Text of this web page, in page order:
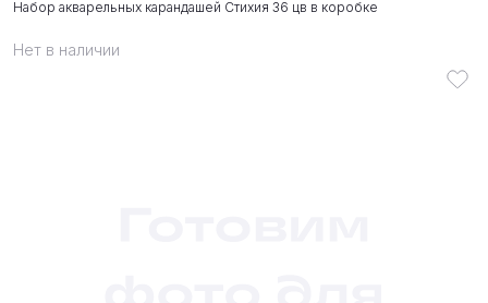
Нет в наличии
Набор акварельных карандашей Стихия 36 цв в коробке